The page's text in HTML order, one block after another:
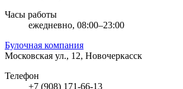
Часы работы
ежедневно, 08:00–23:00
Булочная компания
Московская ул., 12, Новочеркасск
Телефон
+7 (908) 171-66-13